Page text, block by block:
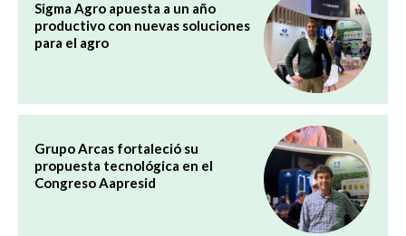
Sigma Agro apuesta a un año
productivo con nuevas soluciones
para el agro
Grupo Arcas fortaleció su
propuesta tecnológica en el
Congreso Aapresid